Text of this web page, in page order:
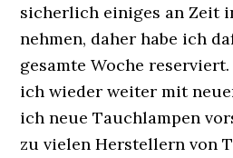
sicherlich einiges an Zeit
nehmen, daher habe ich
gesamte Woche
ich wieder weiter mit
ich neue Tauchlampen
zu vielen Herstellern von